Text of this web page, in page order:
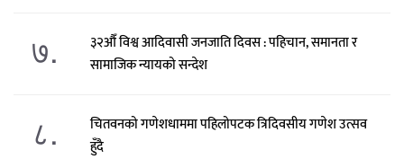
७.
३२औँ विश्व आदिवासी जनजाति दिवस : पहिचान, समानता र
सामाजिक न्यायको सन्देश
८.
चितवनको गणेशधाममा पहिलोपटक त्रिदिवसीय गणेश उत्सव
हुँदै